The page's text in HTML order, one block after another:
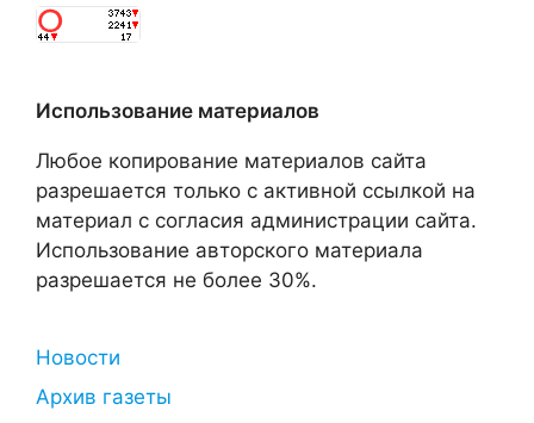
Использование материалов
Любое копирование материалов сайта
разрешается только с активной ссылкой на
материал с согласия администрации сайта.
Использование авторского материала
разрешается не более 30%.
Новости
Архив газеты